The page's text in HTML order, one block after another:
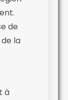
de
la
à